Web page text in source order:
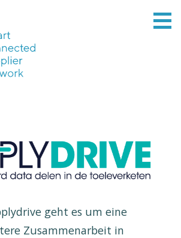
geht es um eine
Zusammenarbeit in